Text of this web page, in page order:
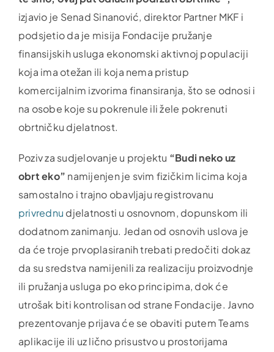
izjavio je Senad Sinanović, direktor Partner MKF i
podsjetio da je misija Fondacije pružanje
finansijskih usluga ekonomski aktivnoj populaciji
koja ima otežan ili koja nema pristup
komercijalnim izvorima finansiranja, što se odnosi i
na osobe koje su pokrenule ili žele pokrenuti
obrtničku djelatnost.
Poziv za sudjelovanje u projektu “Budi neko uz
obrt eko” namijenjen je svim fizičkim licima koja
samostalno i trajno obavljaju registrovanu
privrednu djelatnosti u osnovnom, dopunskom ili
dodatnom zanimanju. Jedan od osnovih uslova je
da će troje prvoplasiranih trebati predočiti dokaz
da su sredstva namijenili za realizaciju proizvodnje
ili pružanja usluga po eko principima, dok će
utrošak biti kontrolisan od strane Fondacije. Javno
prezentovanje prijava će se obaviti putem Teams
aplikacije ili uz lično prisustvo u prostorijama